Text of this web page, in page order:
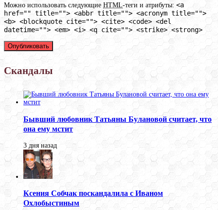
Можно использовать следующие HTML-теги и атрибуты: <a
href="" title=""> <abbr title=""> <acronym title="">
<b> <blockquote cite=""> <cite> <code> <del
datetime=""> <em> <i> <q cite=""> <strike> <strong>
Скандалы
Бывший любовник Татьяны Булановой считает, что
она ему мстит
3 дня назад
Ксения Собчак поскандалила с Иваном
Охлобыстиным